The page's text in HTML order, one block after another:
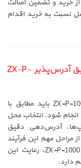
خرید و تضمین اصالت
نسبت به خرید اقدام
نحوه نصب و نگهداری پنل اعلام حریق آدرس‌پذیر ZX-P-
نصب پنل اعلام حریق آدرس‌پذیر ZX-P-1000-AD باید مطابق با
انجام شود. انتخاب محل
آدرس‌دهی دقیق
مراحل مهم این فرآیند
است. در زمان خرید پنل اعلام حریق ZX-P-1000-AD، رعایت این
دارد.